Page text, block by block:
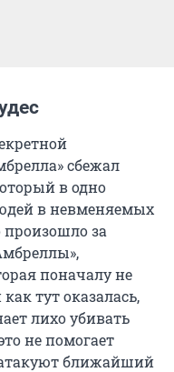
сбежал
в одно
в невменяемых
произошло за
поначалу не
тут оказалась,
лихо убивать
не помогает
атакуют ближайший